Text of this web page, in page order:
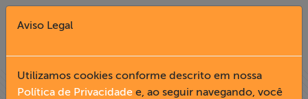
Fechar X
Aviso Legal
Utilizamos cookies conforme descrito em nossa
Política de Privacidade e, ao seguir navegando, você